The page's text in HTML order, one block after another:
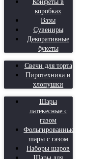
коробках
Вазы
Сувениры
Декоративные
букеты
Свечи для торта
Пиротехника и
хлопушки
Шары
латекесные с
газом
Фольгированные
шары с газом
Наборы шаров